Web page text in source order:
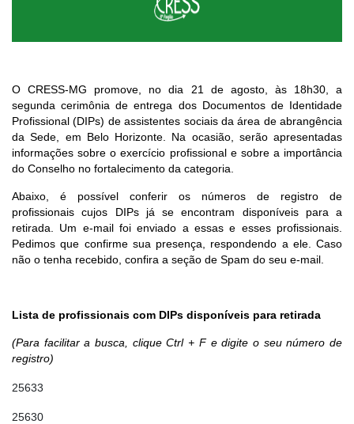
O CRESS-MG promove, no dia 21 de agosto, às 18h30, a
segunda cerimônia de entrega dos Documentos de Identidade
Profissional (DIPs) de assistentes sociais da área de abrangência
da Sede, em Belo Horizonte. Na ocasião, serão apresentadas
informações sobre o exercício profissional e sobre a importância
do Conselho no fortalecimento da categoria.
Abaixo, é possível conferir os números de registro de
profissionais cujos DIPs já se encontram disponíveis para a
retirada. Um e-mail foi enviado a essas e esses profissionais.
Pedimos que confirme sua presença, respondendo a ele. Caso
não o tenha recebido, confira a seção de Spam do seu e-mail.
Lista de profissionais com DIPs disponíveis para retirada
(Para facilitar a busca, clique Ctrl + F e digite o seu número de
registro)
25633
25630